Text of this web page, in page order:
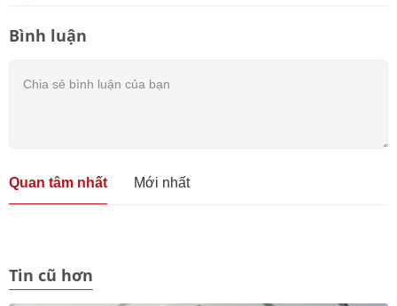
Bình luận
Quan tâm nhất Mới nhất
Tin cũ hơn